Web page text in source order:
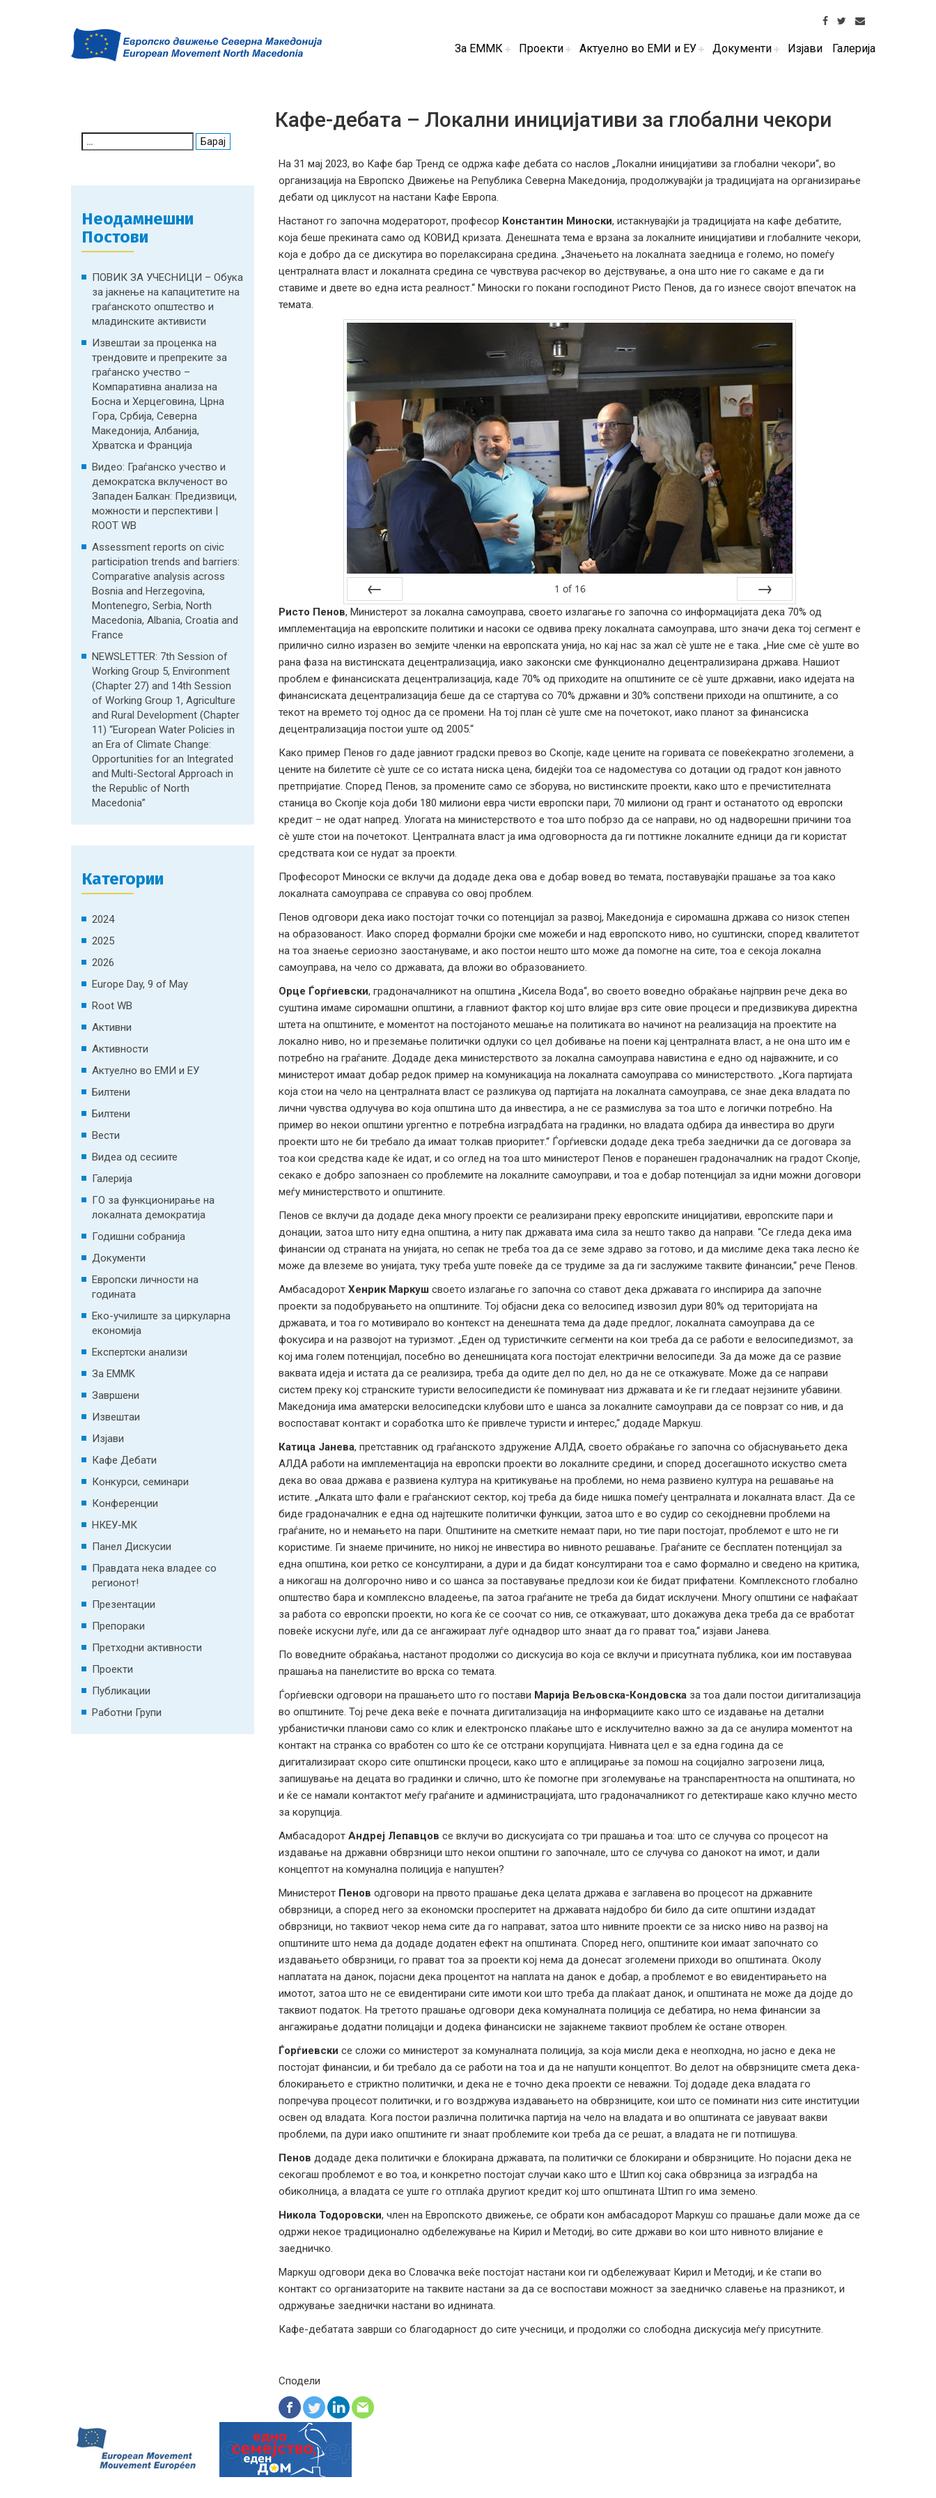
За ЕММК Проекти Актуелно во ЕМИ и ЕУ Документи Изјави Галерија
for:
Неодамнешни
Постови
ПОВИК ЗА УЧЕСНИЦИ – Обука
за јакнење на капацитетите на
граѓанското општество и
младинските активисти
Извештаи за проценка на
трендовите и препреките за
граѓанско учество –
Компаративна анализа на
Босна и Херцеговина, Црна
Гора, Србија, Северна
Македонија, Албанија,
Хрватска и Франција
Видео: Граѓанско учество и
демократска вклученост во
Западен Балкан: Предизвици,
можности и перспективи |
ROOT WB
Assessment reports on civic
participation trends and barriers:
Comparative analysis across
Bosnia and Herzegovina,
Montenegro, Serbia, North
Macedonia, Albania, Croatia and
France
NEWSLETTER: 7th Session of
Working Group 5, Environment
(Chapter 27) and 14th Session
of Working Group 1, Agriculture
and Rural Development (Chapter
11) “European Water Policies in
an Era of Climate Change:
Opportunities for an Integrated
and Multi-Sectoral Approach in
the Republic of North
Macedonia”
Категории
2024
2025
2026
Europe Day, 9 of May
Root WB
Активни
Активности
Актуелно во ЕМИ и ЕУ
Билтени
Билтени
Вести
Видеа од сесиите
Галерија
ГО за функционирање на
локалната демократија
Годишни собранија
Документи
Европски личности на
годината
Еко-училиште за циркуларна
економија
Експертски анализи
За EMMK
Завршени
Извештаи
Изјави
Кафе Дебати
Конкурси, семинари
Конференции
НКЕУ-МК
Панел Дискусии
Правдата нека владее со
регионот!
Презентации
Препораки
Претходни активности
Проекти
Публикации
Работни Групи
Кафе-дебата – Локални иницијативи за глобални чекори
На 31 мај 2023, во Кафе бар Тренд се одржа кафе дебата со наслов „Локални иницијативи за глобални чекори“, во
организација на Европско Движење на Република Северна Македонија, продолжувајќи ја традицијата на организирање
дебати од циклусот на настани Кафе Европа.
Настанот го започна модераторот, професор Константин Миноски, истакнувајќи ја традицијата на кафе дебатите,
која беше прекината само од КОВИД кризата. Денешната тема е врзана за локалните иницијативи и глобалните чекори,
која е добро да се дискутира во порелаксирана средина. „Значењето на локалната заедница е големо, но помеѓу
централната власт и локалната средина се чувствува расчекор во дејствување, а она што ние го сакаме е да ги
ставиме и двете во една иста реалност.“ Миноски го покани господинот Ристо Пенов, да го изнесе својот впечаток на
темата.
Prev
1 of 16
Next
Ристо Пенов, Министерот за локална самоуправа, своето излагање го започна со информацијата дека 70% од
имплементација на европските политики и насоки се одвива преку локалната самоуправа, што значи дека тој сегмент е
прилично силно изразен во земјите членки на европската унија, но кај нас за жал сè уште не е така. „Ние сме сè уште во
рана фаза на вистинската децентрализација, иако законски сме функционално децентрализирана држава. Нашиот
проблем е финансиската децентрализација, каде 70% од приходите на општините се сè уште државни, иако идејата на
финансиската децентрализација беше да се стартува со 70% државни и 30% сопствени приходи на општините, а со
текот на времето тој однос да се промени. На тој план сè уште сме на почетокот, иако планот за финансиска
децентрализација постои уште од 2005.“
Како пример Пенов го даде јавниот градски превоз во Скопје, каде цените на горивата се повеќекратно зголемени, а
цените на билетите сè уште се со истата ниска цена, бидејќи тоа се надоместува со дотации од градот кон јавното
претпријатие. Според Пенов, за промените само се зборува, но вистинските проекти, како што е пречистителната
станица во Скопје која доби 180 милиони евра чисти европски пари, 70 милиони од грант и останатото од европски
кредит – не одат напред. Улогата на министерството е тоа што побрзо да се направи, но од надворешни причини тоа
сè уште стои на почетокот. Централната власт ја има одговорноста да ги поттикне локалните едници да ги користат
средствата кои се нудат за проекти.
Професорот Миноски се вклучи да додаде дека ова е добар вовед во темата, поставувајќи прашање за тоа како
локалната самоуправа се справува со овој проблем.
Пенов одговори дека иако постојат точки со потенцијал за развој, Македонија е сиромашна држава со низок степен
на образованост. Иако според формални бројки сме можеби и над европското ниво, но суштински, според квалитетот
на тоа знаење сериозно заостануваме, и ако постои нешто што може да помогне на сите, тоа е секоја локална
самоуправа, на чело со државата, да вложи во образованието.
Орце Ѓорѓиевски, градоначалникот на општина „Кисела Вода“, во своето воведно обраќање најпрвин рече дека во
суштина имаме сиромашни општини, а главниот фактор кој што влијае врз сите овие процеси и предизвикува директна
штета на општините, е моментот на постојаното мешање на политиката во начинот на реализација на проектите на
локално ниво, но и преземање политички одлуки со цел добивање на поени кај централната власт, а не она што им е
потребно на граѓаните. Додаде дека министерството за локална самоуправа навистина е едно од најважните, и со
министерот имаат добар редок пример на комуникација на локалната самоуправа со министерството. „Кога партијата
која стои на чело на централната власт се разликува од партијата на локалната самоуправа, се знае дека владата по
лични чувства одлучува во која општина што да инвестира, а не се размислува за тоа што е логички потребно. На
пример во некои општини ургентно е потребна изградбата на градинки, но владата одбира да инвестира во други
проекти што не би требало да имаат толкав приоритет.“ Ѓорѓиевски додаде дека треба заеднички да се договара за
тоа кои средства каде ќе идат, и со оглед на тоа што министерот Пенов е поранешен градоначалник на градот Скопје,
секако е добро запознаен со проблемите на локалните самоуправи, и тоа е добар потенцијал за идни можни договори
меѓу министерството и општините.
Пенов се вклучи да додаде дека многу проекти се реализирани преку европските иницијативи, европските пари и
донации, затоа што ниту една општина, а ниту пак државата има сила за нешто такво да направи. “Се гледа дека има
финансии од страната на унијата, но сепак не треба тоа да се земе здраво за готово, и да мислиме дека така лесно ќе
може да влеземе во унијата, туку треба уште повеќе да се трудиме за да ги заслужиме таквите финансии,“ рече Пенов.
Амбасадорот Хенрик Маркуш своето излагање го започна со ставот дека државата го инспирира да започне
проекти за подобрувањето на општините. Тој објасни дека со велосипед извозил дури 80% од територијата на
државата, и тоа го мотивирало во контекст на денешната тема да даде предлог, локалната самоуправа да се
фокусира и на развојот на туризмот. „Еден од туристичките сегменти на кои треба да се работи е велосипедизмот, за
кој има голем потенцијал, посебно во денешницата кога постојат електрични велосипеди. За да може да се развие
ваквата идеја и истата да се реализира, треба да одите дел по дел, но да не се откажувате. Може да се направи
систем преку кој странските туристи велосипедисти ќе поминуваат низ државата и ќе ги гледаат нејзините убавини.
Македонија има аматерски велосипедски клубови што е шанса за локалните самоуправи да се поврзат со нив, и да
воспостават контакт и соработка што ќе привлече туристи и интерес,“ додаде Маркуш.
Катица Јанева, претставник од граѓанското здружение АЛДА, своето обраќање го започна со објаснувањето дека
АЛДА работи на имплементација на европски проекти во локалните средини, и според досегашното искуство смета
дека во оваа држава е развиена култура на критикување на проблеми, но нема развиено култура на решавање на
истите. „Алката што фали е граѓанскиот сектор, кој треба да биде нишка помеѓу централната и локалната власт. Да се
биде градоначалник е една од најтешките политички функции, затоа што е во судир со секојдневни проблеми на
граѓаните, но и немањето на пари. Општините на сметките немаат пари, но тие пари постојат, проблемот е што не ги
користиме. Ги знаеме причините, но никој не инвестира во нивното решавање. Граѓаните се бесплатен потенцијал за
една општина, кои ретко се консултирани, а дури и да бидат консултирани тоа е само формално и сведено на критика,
а никогаш на долгорочно ниво и со шанса за поставување предлози кои ќе бидат прифатени. Комплексното глобално
општество бара и комплексно владеење, па затоа граѓаните не треба да бидат исклучени. Многу општини се нафаќаат
за работа со европски проекти, но кога ќе се соочат со нив, се откажуваат, што докажува дека треба да се вработат
повеќе искусни луѓе, или да се ангажираат луѓе однадвор што знаат да го прават тоа,“ изјави Јанева.
По воведните обраќања, настанот продолжи со дискусија во која се вклучи и присутната публика, кои им поставуваа
прашања на панелистите во врска со темата.
Ѓорѓиевски одговори на прашањето што го постави Марија Вељовска-Кондовсказа тоа дали постои дигитализација
во општините. Тој рече дека веќе е почната дигитализација на информациите како што се издавање на детални
урбанистички планови само со клик и електронско плаќање што е исклучително важно за да се анулира моментот на
контакт на странка со вработен со што ќе се отстрани корупцијата. Нивната цел е за една година да се
дигитализираат скоро сите општински процеси, како што е аплицирање за помош на социјално загрозени лица,
запишување на децата во градинки и слично, што ќе помогне при зголемување на транспарентноста на општината, но
и ќе се намали контактот меѓу граѓаните и администрацијата, што градоначалникот го детектираше како клучно место
за корупција.
Амбасадорот Андреј Лепавцов се вклучи во дискусијата со три прашања и тоа: што се случува со процесот на
издавање на државни обврзници што некои општини го започнале, што се случува со данокот на имот, и дали
концептот на комунална полиција е напуштен?
Министерот Пенов одговори на првото прашање дека целата држава е заглавена во процесот на државните
обврзници, а според него за економски просперитет на државата најдобро би било да сите општини издадат
обврзници, но таквиот чекор нема сите да го направат, затоа што нивните проекти се за ниско ниво на развој на
општините што нема да додаде додатен ефект на општината. Според него, општините кои имаат започнато со
издавањето обврзници, го прават тоа за проекти кој нема да донесат зголемени приходи во општината. Околу
наплатата на данок, појасни дека процентот на наплата на данок е добар, а проблемот е во евидентирањето на
имотот, затоа што не се евидентирани сите имоти кои што треба да плаќаат данок, и општината не може да дојде до
таквиот податок. На третото прашање одговори дека комуналната полиција се дебатира, но нема финансии за
ангажирање додатни полицајци и додека финансиски не зајакнеме таквиот проблем ќе остане отворен.
Ѓорѓиевски се сложи со министерот за комуналната полиција, за која мисли дека е неопходна, но јасно е дека не
постојат финансии, и би требало да се работи на тоа и да не напушти концептот. Во делот на обврзниците смета дека-
блокирањето е стриктно политички, и дека не е точно дека проекти се неважни. Тој додаде дека владата го
попречува процесот политички, и го воздржува издавањето на обврзниците, кои што се поминати низ сите институции
освен од владата. Кога постои различна политичка партија на чело на владата и во општината се јавуваат вакви
проблеми, па дури иако општините ги знаат проблемите кои треба да се решат, а владата не ги потпишува.
Пенов додаде дека политички е блокирана државата, па политички се блокирани и обврзниците. Но појасни дека не
секогаш проблемот е во тоа, и конкретно постојат случаи како што е Штип кој сака обврзница за изградба на
обиколница, а владата се уште го отплаќа другиот кредит кој што општината Штип го има земено.
Никола Тодоровски, член на Европското движење, се обрати кон амбасадорот Маркуш со прашање дали може да се
одржи некое традиционално одбележување на Кирил и Методиј, во сите држави во кои што нивното влијание е
заедничко.
Маркуш одговори дека во Словачка веќе постојат настани кои ги одбележуваат Кирил и Методиј, и ќе стапи во
контакт со организаторите на таквите настани за да се воспостави можност за заедничко славење на празникот, и
одржување заеднички настани во иднината.
Кафе-дебатата заврши со благодарност до сите учесници, и продолжи со слободна дискусија меѓу присутните.
Сподели